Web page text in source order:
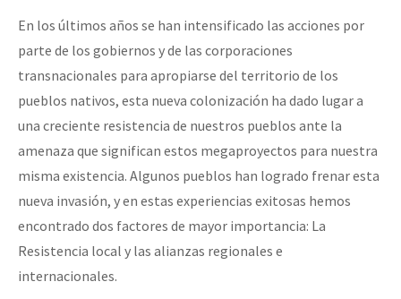
En los últimos años se han intensificado las acciones por
parte de los gobiernos y de las corporaciones
transnacionales para apropiarse del territorio de los
pueblos nativos, esta nueva colonización ha dado lugar a
una creciente resistencia de nuestros pueblos ante la
amenaza que significan estos megaproyectos para nuestra
misma existencia. Algunos pueblos han logrado frenar esta
nueva invasión, y en estas experiencias exitosas hemos
encontrado dos factores de mayor importancia: La
Resistencia local y las alianzas regionales e
internacionales.